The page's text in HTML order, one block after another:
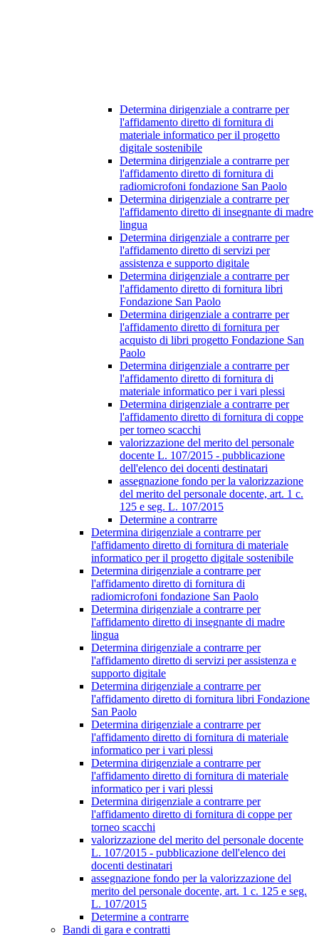
Determina dirigenziale a contrarre per
l'affidamento diretto di fornitura di
materiale informatico per il progetto
digitale sostenibile
Determina dirigenziale a contrarre per
l'affidamento diretto di fornitura di
radiomicrofoni fondazione San Paolo
Determina dirigenziale a contrarre per
l'affidamento diretto di insegnante di madre
lingua
Determina dirigenziale a contrarre per
l'affidamento diretto di servizi per
assistenza e supporto digitale
Determina dirigenziale a contrarre per
l'affidamento diretto di fornitura libri
Fondazione San Paolo
Determina dirigenziale a contrarre per
l'affidamento diretto di fornitura per
acquisto di libri progetto Fondazione San
Paolo
Determina dirigenziale a contrarre per
l'affidamento diretto di fornitura di
materiale informatico per i vari plessi
Determina dirigenziale a contrarre per
l'affidamento diretto di fornitura di coppe
per torneo scacchi
valorizzazione del merito del personale
docente L. 107/2015 - pubblicazione
dell'elenco dei docenti destinatari
assegnazione fondo per la valorizzazione
del merito del personale docente, art. 1 c.
125 e seg. L. 107/2015
Determine a contrarre
Determina dirigenziale a contrarre per
l'affidamento diretto di fornitura di materiale
informatico per il progetto digitale sostenibile
Determina dirigenziale a contrarre per
l'affidamento diretto di fornitura di
radiomicrofoni fondazione San Paolo
Determina dirigenziale a contrarre per
l'affidamento diretto di insegnante di madre
lingua
Determina dirigenziale a contrarre per
l'affidamento diretto di servizi per assistenza e
supporto digitale
Determina dirigenziale a contrarre per
l'affidamento diretto di fornitura libri Fondazione
San Paolo
Determina dirigenziale a contrarre per
l'affidamento diretto di fornitura di materiale
informatico per i vari plessi
Determina dirigenziale a contrarre per
l'affidamento diretto di fornitura di materiale
informatico per i vari plessi
Determina dirigenziale a contrarre per
l'affidamento diretto di fornitura di coppe per
torneo scacchi
valorizzazione del merito del personale docente
L. 107/2015 - pubblicazione dell'elenco dei
docenti destinatari
assegnazione fondo per la valorizzazione del
merito del personale docente, art. 1 c. 125 e seg.
L. 107/2015
Determine a contrarre
Bandi di gara e contratti